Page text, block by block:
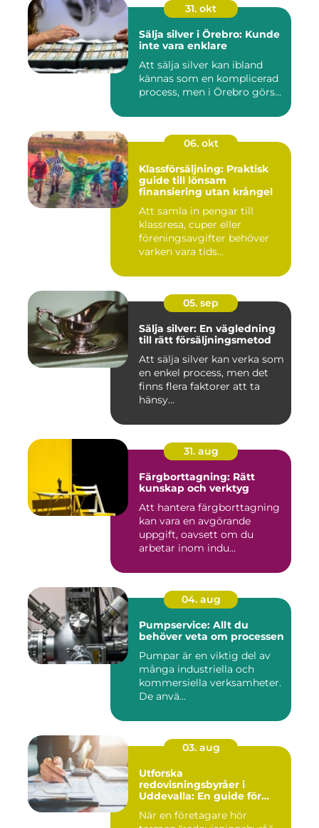
31. okt
Sälja silver i Örebro: Kunde
inte vara enklare
Att sälja silver kan ibland
kännas som en komplicerad
process, men i Örebro görs...
06. okt
Klassförsäljning: Praktisk
guide till lönsam
finansiering utan krångel
Att samla in pengar till
klassresa, cuper eller
föreningsavgifter behöver
varken vara tids...
05. sep
Sälja silver: En vägledning
till rätt försäljningsmetod
Att sälja silver kan verka som
en enkel process, men det
finns flera faktorer att ta
hänsy...
31. aug
Färgborttagning: Rätt
kunskap och verktyg
Att hantera färgborttagning
kan vara en avgörande
uppgift, oavsett om du
arbetar inom indu...
04. aug
Pumpservice: Allt du
behöver veta om processen
Pumpar är en viktig del av
många industriella och
kommersiella verksamheter.
De anvä...
03. aug
Utforska
redovisningsbyråer i
Uddevalla: En guide för
När en företagare hör